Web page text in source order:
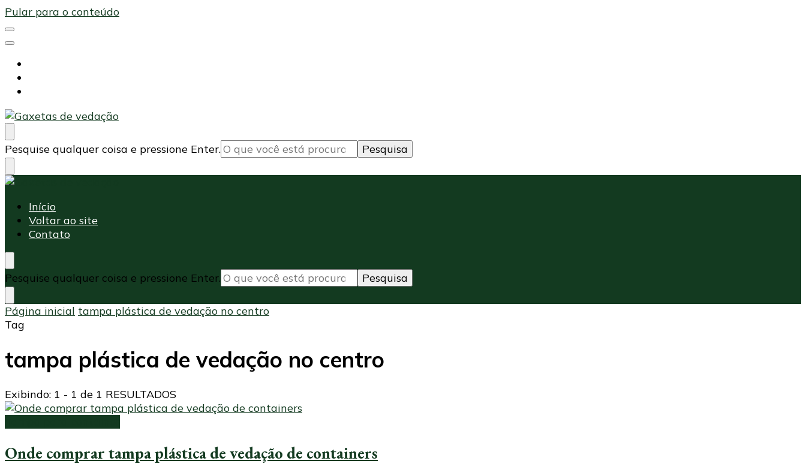
Pular para o conteúdo
Maxi Embalagens
Blog Maxi Embalagens
Procurando
algo?
Pesquise qualquer coisa e pressione Enter.
Maxi Embalagens
Blog Maxi Embalagens
Início
Voltar ao site
Contato
Procurando
algo?
Pesquise qualquer coisa e pressione Enter.
Página inicial tampa plástica de vedação no centro
Tag
tampa plástica de vedação no centro
Exibindo: 1 - 1 de 1 RESULTADOS
Onde comprar tampa plástica de vedação de containers